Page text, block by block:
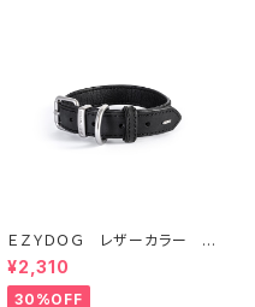
ＥＺＹＤＯＧ レザーカラー X
XS (全2色)
¥2,310
30%OFF